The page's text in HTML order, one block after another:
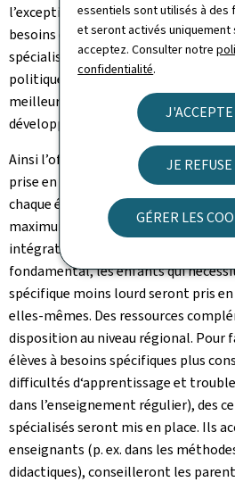
essentiels sont utilisés à des
et seront activés uniquement
acceptez. Consulter notre
confidentialité.
J'ACCEPTE
JE REFUSE
GÉRER LES
l’exception. En témoigne le taux des
besoins éducatifs spécifiques qui
spécialisée: il est inférieur à un pour
politique éducative qui vise à offrir à
meilleures perspectives d’avenir, le
développer davantage encore cette
Ainsi l’offre de prise en charge sera
prise en compte des besoins
chaque élève à besoins éducatifs
maximum ses facultés personnelles
intégration psychique et sociale. À
fondamental, les enfants qui
spécifique moins lourd seront pris
elles-mêmes. Des ressources
disposition au niveau régional. Pour
élèves à besoins spécifiques plus
difficultés d‘apprentissage et
dans l’enseignement régulier), des
spécialisés seront mis en place. Ils
enseignants (p. ex. dans les
didactiques), conseilleront les